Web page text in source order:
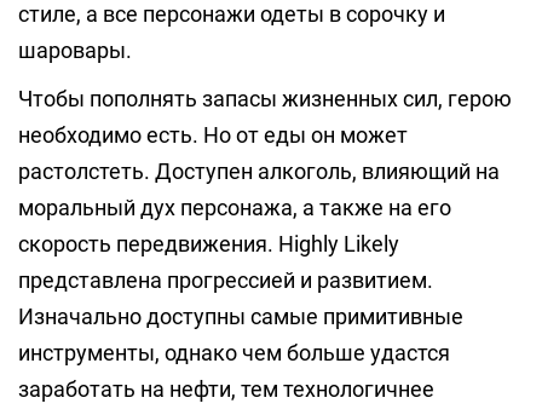
стиле, а все персонажи одеты в сорочку и
шаровары.
Чтобы пополнять запасы жизненных сил, герою
необходимо есть. Но от еды он может
растолстеть. Доступен алкоголь, влияющий на
моральный дух персонажа, а также на его
скорость передвижения. Highly Likely
представлена прогрессией и развитием.
Изначально доступны самые примитивные
инструменты, однако чем больше удастся
заработать на нефти, тем технологичнее